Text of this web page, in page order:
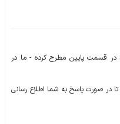
در قسمت پایین مطرح کرده - ما در
در صورت پاسخ به شما اطلاع رسانی